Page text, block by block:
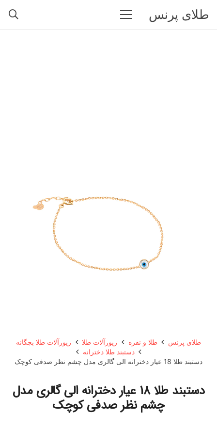
طلای پرنس
طلای پرنس طلا و نقره زیورآلات طلا
زیورآلات طلا بچگانه
دستبند طلا دخترانه
دستبند طلا 18 عیار دخترانه الی گالری مدل چشم نظر صدفی کوچک
دستبند طلا 18 عیار دخترانه الی گالری مدل
چشم نظر صدفی کوچک